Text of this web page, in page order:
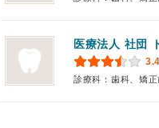
医療法人 社団
診療科：歯科、矯